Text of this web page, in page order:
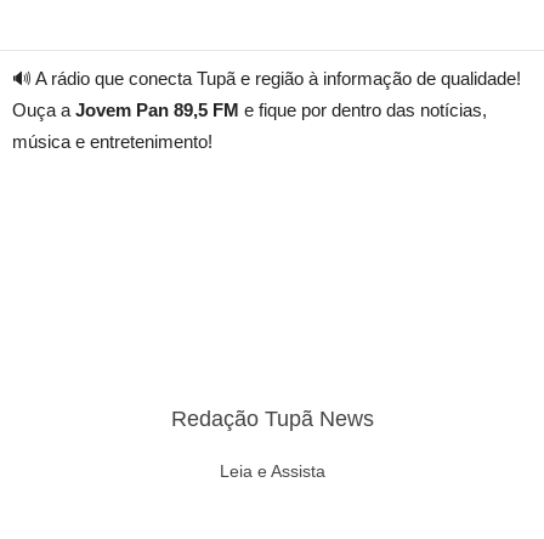
🔊 A rádio que conecta Tupã e região à informação de qualidade!
Ouça a Jovem Pan 89,5 FM e fique por dentro das notícias,
música e entretenimento!
Redação Tupã News
Leia e Assista